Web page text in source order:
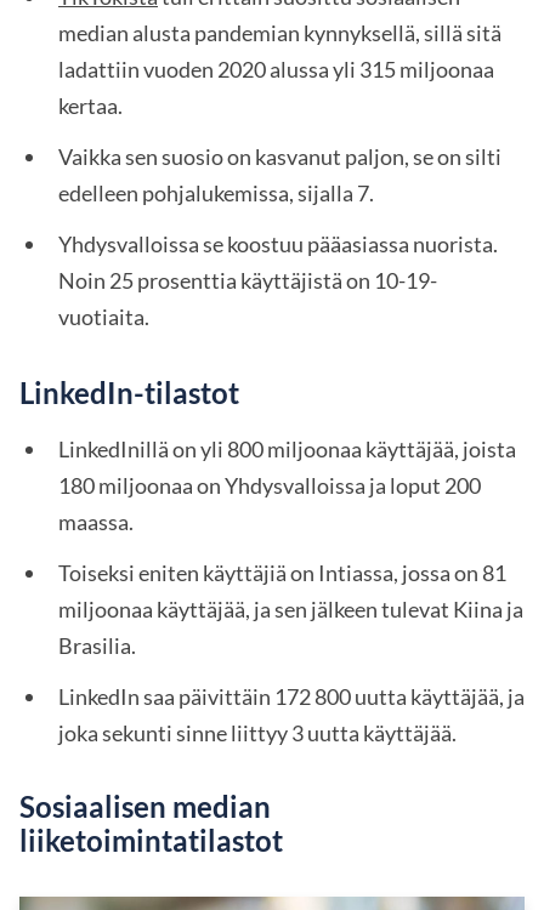
median alusta pandemian kynnyksellä, sillä sitä
ladattiin vuoden 2020 alussa yli 315 miljoonaa
kertaa.
Vaikka sen suosio on kasvanut paljon, se on silti
edelleen pohjalukemissa, sijalla 7.
Yhdysvalloissa se koostuu pääasiassa nuorista.
Noin 25 prosenttia käyttäjistä on 10-19-
vuotiaita.
LinkedIn-tilastot
LinkedInillä on yli 800 miljoonaa käyttäjää, joista
180 miljoonaa on Yhdysvalloissa ja loput 200
maassa.
Toiseksi eniten käyttäjiä on Intiassa, jossa on 81
miljoonaa käyttäjää, ja sen jälkeen tulevat Kiina ja
Brasilia.
LinkedIn saa päivittäin 172 800 uutta käyttäjää, ja
joka sekunti sinne liittyy 3 uutta käyttäjää.
Sosiaalisen median
liiketoimintatilastot